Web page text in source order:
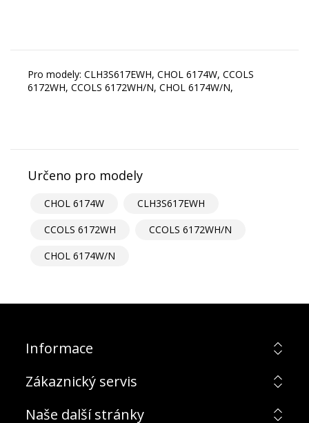
Pro modely: CLH3S617EWH, CHOL 6174W, CCOLS
6172WH, CCOLS 6172WH/N, CHOL 6174W/N,
Určeno pro modely
CHOL 6174W
CLH3S617EWH
CCOLS 6172WH
CCOLS 6172WH/N
CHOL 6174W/N
Informace
Zákaznický servis
Naše další stránky